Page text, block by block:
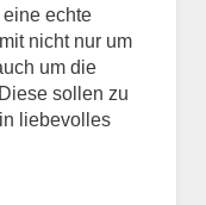
echte
nicht nur um
um die
sollen zu
liebevolles